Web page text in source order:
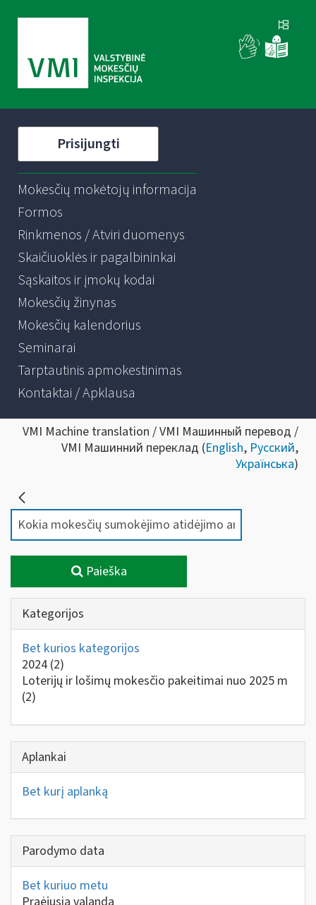
Prisijungti
Mokesčių mokėtojų informacija
Formos
Rinkmenos / Atviri duomenys
Skaičiuoklės ir pagalbininkai
Sąskaitos ir įmokų kodai
Mokesčių žinynas
Mokesčių kalendorius
Seminarai
Tarptautinis apmokestinimas
Kontaktai / Apklausa
VMI Machine translation / VMI Машинный перевод /
VMI Машинний переклад (English, Русский,
Українська)
Paieška
Kategorijos
Bet kurios kategorijos
2024 (2)
Loterijų ir lošimų mokesčio pakeitimai nuo 2025 m
(2)
Aplankai
Bet kurį aplanką
Parodymo data
Bet kuriuo metu